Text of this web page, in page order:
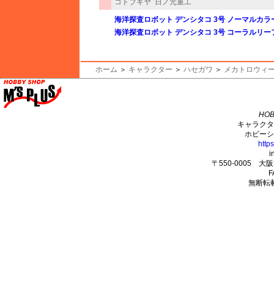
コトブキヤ 日ノ元重工
海洋探査ロボット デンシタコ 3号 ノーマルカラ
海洋探査ロボット デンシタコ 3号 コーラルリー
ホーム ＞ キャラクター ＞ ハセガワ ＞ メカトロウィ
キャラク
ホビー
〒550-0005 大阪
無断転